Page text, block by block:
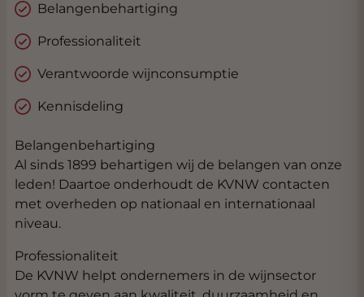
Belangenbehartiging
Professionaliteit
Verantwoorde wijnconsumptie
Kennisdeling
Belangenbehartiging
Al sinds 1899 behartigen wij de belangen van onze
leden! Daartoe onderhoudt de KVNW contacten
met overheden op nationaal en internationaal
niveau.
Professionaliteit
De KVNW helpt ondernemers in de wijnsector